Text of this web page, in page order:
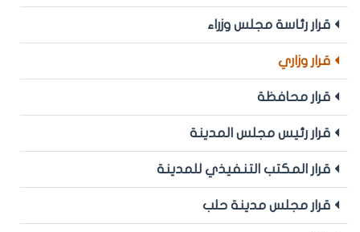
قرار رئاسة مجلس وزراء
قرار وزاري
قرار محافظة
قرار رئيس مجلس المدينة
قرار المكتب التنفيذي للمدينة
قرار مجلس مدينة حلب